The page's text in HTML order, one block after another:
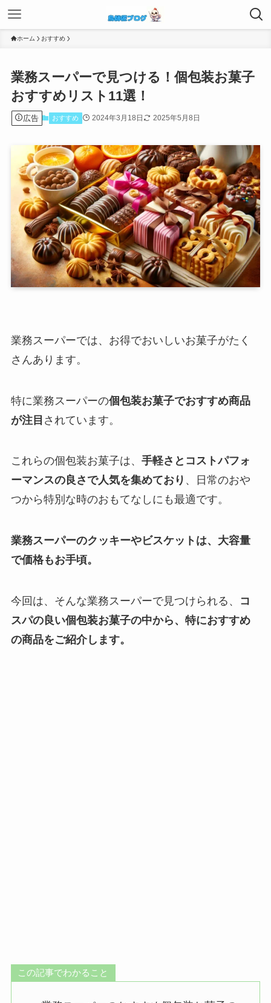
ホーム おすすめ
業務スーパーで見つける！個包装お菓子
おすすめリスト11選！
広告 おすすめ 2024年3月18日 2025年5月8日
業務スーパーでは、お得でおいしいお菓子がたく
さんあります。
特に業務スーパーの個包装お菓子でおすすめ商品
が注目 されています。
これらの個包装お菓子は、 手軽さとコストパフォ
ーマンスの良さで人気を集めており 、日常のおや
つから特別な時のおもてなしにも最適です。
業務スーパーのクッキーやビスケットは、大容量
で価格もお手頃。
今回は、そんな業務スーパーで見つけられる、
コ
スパの良い個包装お菓子の中から、特におすすめ
の商品をご紹介します。
この記事でわかること